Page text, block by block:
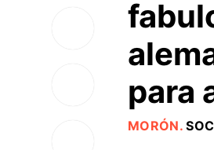
para
MORÓN.